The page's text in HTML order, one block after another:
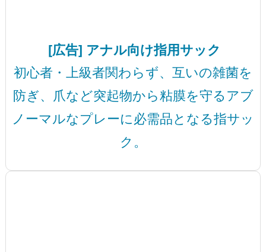
[広告] アナル向け指用サック
初心者・上級者関わらず、互いの雑菌を
防ぎ、爪など突起物から粘膜を守るアブ
ノーマルなプレーに必需品となる指サッ
ク。